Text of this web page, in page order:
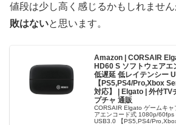
値段は少し高く感じるかもしれません
敗はないと思います。
Amazon | CORSAIR
HD60 S ソフトウェア
低遅延 低レイテンシー
【PS5,PS4/Pro,Xbox
対応】 | Elgato | 外付TV
プチャ 通販
CORSAIR Elgato ゲームキャ
アエンコード式 1080p/60fps
USB3.0 【PS5,PS4/